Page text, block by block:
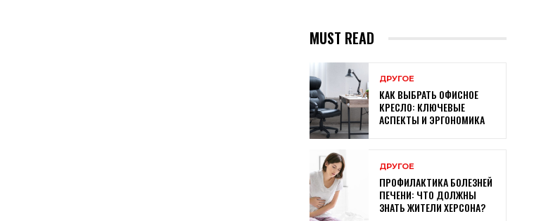
MUST READ
ДРУГОЕ
КАК ВЫБРАТЬ ОФИСНОЕ
КРЕСЛО: КЛЮЧЕВЫЕ
АСПЕКТЫ И ЭРГОНОМИКА
ДРУГОЕ
ПРОФИЛАКТИКА БОЛЕЗНЕЙ
ПЕЧЕНИ: ЧТО ДОЛЖНЫ
ЗНАТЬ ЖИТЕЛИ ХЕРСОНА?